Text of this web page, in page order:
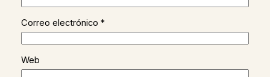
Correo electrónico *
Web